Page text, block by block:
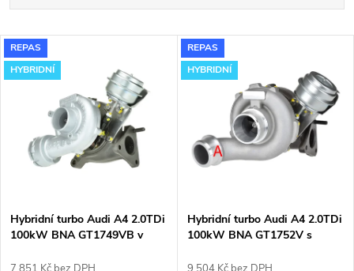
a
z
p
Nejdražší
Abecedně
V
ý
s
p
REPAS
HYBRIDNÍ
Hybridní turbo Audi A4 2.0TDi
100kW BNA GT1749VB v
REPAS
HYBRIDNÍ
Hybridní turbo Audi A4 2.0TDi
100kW BNA GT1752V s